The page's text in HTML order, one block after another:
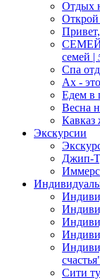
Отдых
Открой
семей |
Спа
Ах -
Едем в
Весна
Кавказ
Экскурсии
Джип-
Сити